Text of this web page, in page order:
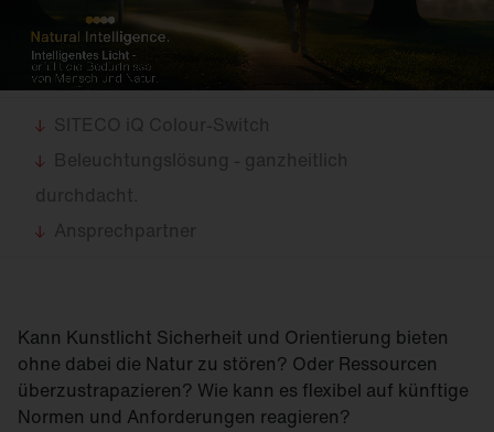
SITECO iQ Colour-Switch
Beleuchtungslösung - ganzheitlich
durchdacht.
Ansprechpartner
Kann Kunstlicht Sicherheit und Orientierung bieten
ohne dabei die Natur zu stören? Oder Ressourcen
überzustrapazieren? Wie kann es flexibel auf künftige
Normen und Anforderungen reagieren?